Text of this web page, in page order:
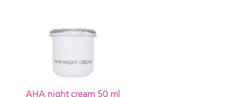
AHA night cream 50 ml